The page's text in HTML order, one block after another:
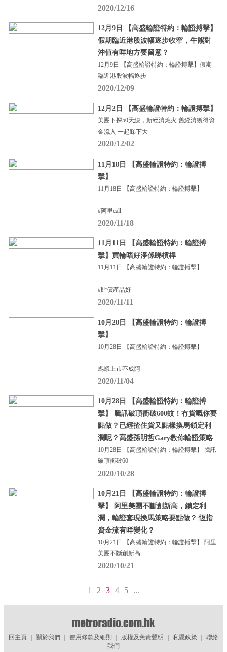
2020/12/16
12月9日 【高盛輪證特約：輪證搏擊】
假期臨近港股波幅逐步收窄，牛熊對
沖值有咩地方要留意？
12月9日 【高盛輪證特約：輪證搏擊】假期
臨近港股波幅逐步
2020/12/09
12月2日 【高盛輪證特約：輪證搏擊】
美團下探50天線，新經濟熄火 舊經濟獲得資
金流入 一起睇下大
2020/12/02
11月18日 【高盛輪證特約：輪證搏
擊】
11月18日 【高盛輪證特約：輪證搏擊】
#阿里call
2020/11/18
11月11日 【高盛輪證特約：輪證搏
擊】買輪唔好淨係睇槓桿
11月11日 【高盛輪證特約：輪證搏擊】
#貼價產品好
2020/11/11
10月28日 【高盛輪證特約：輪證搏
擊】
10月28日 【高盛輪證特約：輪證搏擊】
螞蟻上市不成阿
2020/11/04
10月28日 【高盛輪證特約：輪證搏
擊】 騰訊破頂衝破600蚊！冇貨嘅你要
點做？已經揸住貨又點樣換馬鎖定利
潤呢？高盛孫明哲Gary教你輪證策略
10月28日 【高盛輪證特約：輪證搏擊】 騰訊
破頂衝破60
2020/10/28
10月21日 【高盛輪證特約：輪證搏
擊】 阿里美團不斷創新高，鎖定利
潤，輪證套現換馬策略要點做？|恆指
資金流有咩變化？
10月21日 【高盛輪證特約：輪證搏擊】 阿里
美團不斷創新高
2020/10/21
1 2 3 4 5 ...
回主頁｜ 關於我們 使用條款及細則 版權及免責聲明 私隱政策｜ 聯絡
我們